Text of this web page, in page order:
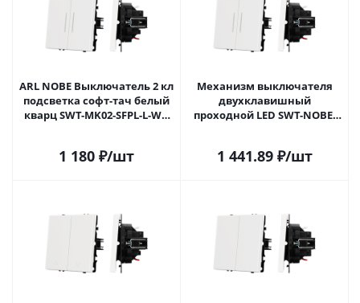
ARL NOBE Выключатель 2 кл
подсветка софт-тач белый
кварц SWT-MK02-SFPL-L-WH
1 180 ₽/шт
Механизм выключателя
двухклавишный
проходной LED SWT-NOBE-
054240 в Самаре
1 441.89₽/шт